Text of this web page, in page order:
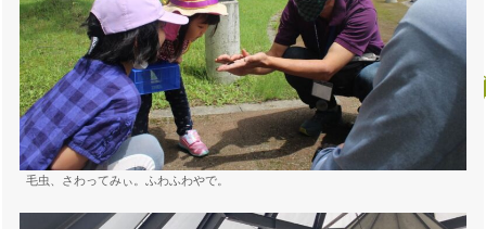
毛虫、さわってみぃ。ふわふわやで。